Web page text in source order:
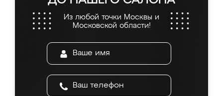
Из любой точки Москвы и
Московской области!